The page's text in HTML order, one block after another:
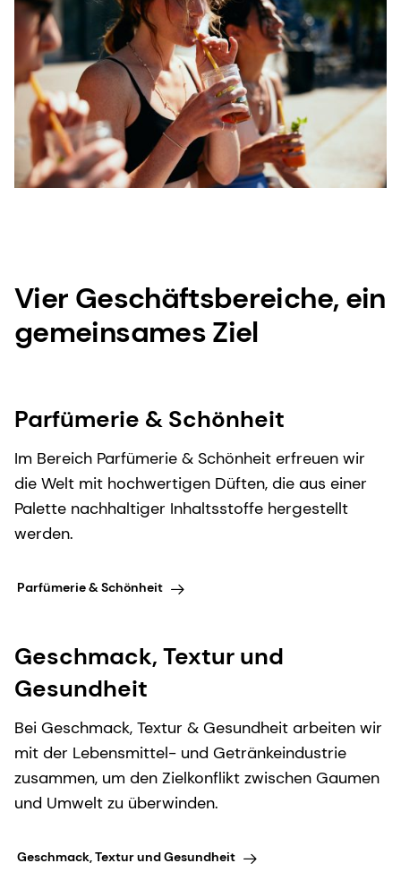
Vier Geschäftsbereiche, ein
gemeinsames Ziel
Parfümerie & Schönheit
Im Bereich Parfümerie & Schönheit erfreuen wir
die Welt mit hochwertigen Düften, die aus einer
Palette nachhaltiger Inhaltsstoffe hergestellt
werden.
Parfümerie & Schönheit
Geschmack, Textur und
Gesundheit
Bei Geschmack, Textur & Gesundheit arbeiten wir
mit der Lebensmittel- und Getränkeindustrie
zusammen, um den Zielkonflikt zwischen Gaumen
und Umwelt zu überwinden.
Geschmack, Textur und Gesundheit